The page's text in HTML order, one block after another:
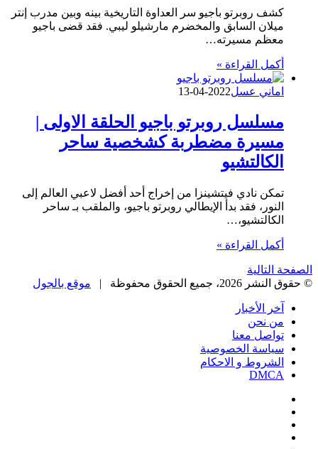
كشف روبرتو باجيو سر العداوة التاريخية بينه وبين مدرب إنتر
ميلان السابق والمخضرم مارشيلو ليبي. فقد قضى باجيو
معظم مسيرته…
أكمل القراءة »
اماني عسل2022-04-13
مسلسل روبرتو باجيو الحلقة الاولى |
مسيرة مضطربة كشخصية ساحر
الكالتشيو
تمكن نادي فيتشينزا من إخراج أحد أفضل لاعبي العالم إلى
النور، فقد بدأ الإيطالي روبرتو باجيو، والملقب بـ ساحر
الكالتشيو،…
أكمل القراءة »
الصفحة التالية
© حقوق النشر 2026، جميع الحقوق محفوظة |
موقع بالجول
آخر الأخبار
من نحن
تواصل معنا
سياسة الخصوصية
الشروط و الاحكام
DMCA